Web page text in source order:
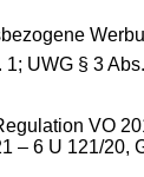
UWG § 3
VO
– 6 U 121/20,